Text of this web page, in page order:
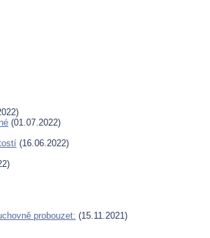
(01.07.2022)
(16.06.2022)
probouzet: (15.11.2021)